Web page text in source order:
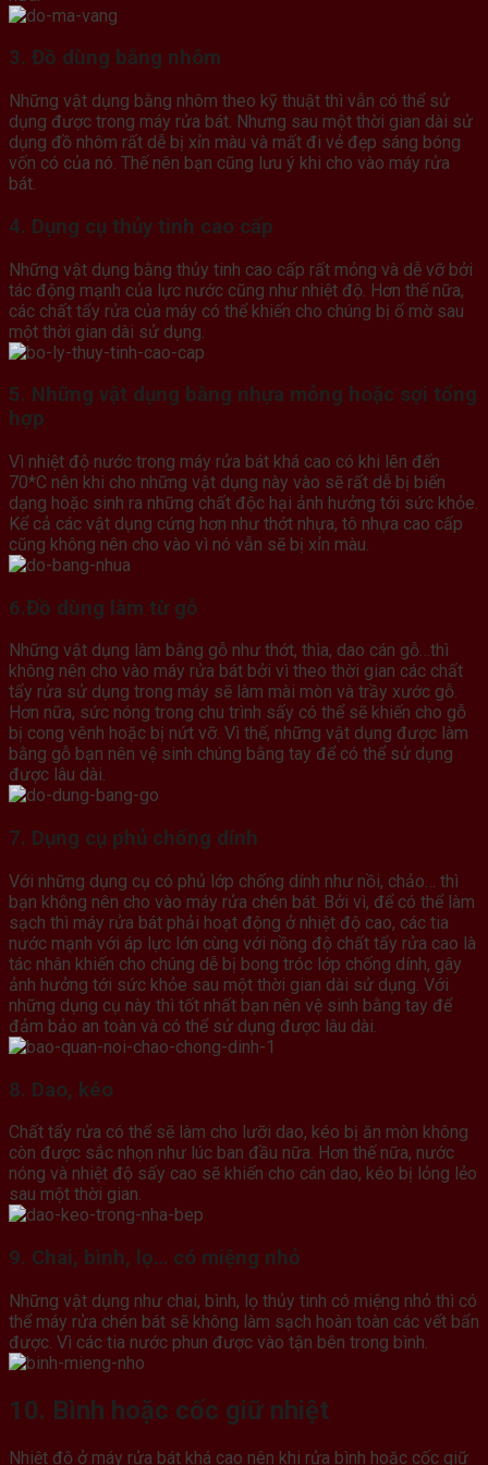
3. Đồ dùng bằng nhôm
Những vật dụng bằng nhôm theo kỹ thuật thì vẫn có thể sử
dụng được trong máy rửa bát. Nhưng sau một thời gian dài sử
dụng đồ nhôm rất dễ bị xỉn màu và mất đi vẻ đẹp sáng bóng
vốn có của nó. Thế nên bạn cũng lưu ý khi cho vào máy rửa
bát.
4. Dụng cụ thủy tinh cao cấp
Những vật dụng bằng thủy tinh cao cấp rất mỏng và dễ vỡ bởi
tác động mạnh của lực nước cũng như nhiệt độ. Hơn thế nữa,
các chất tẩy rửa của máy có thể khiến cho chúng bị ố mờ sau
một thời gian dài sử dụng.
5. Những vật dụng bằng nhựa mỏng hoặc sợi tổng
hợp
Vì nhiệt độ nước trong máy rửa bát khá cao có khi lên đến
70*C nên khi cho những vật dụng này vào sẽ rất dễ bị biến
dạng hoặc sinh ra những chất độc hại ảnh hưởng tới sức khỏe.
Kể cả các vật dụng cứng hơn như thớt nhựa, tô nhựa cao cấp
cũng không nên cho vào vì nó vẫn sẽ bị xỉn màu.
6.Đồ dùng làm từ gỗ
Những vật dụng làm bằng gỗ như thớt, thìa, dao cán gỗ…thì
không nên cho vào máy rửa bát bởi vì theo thời gian các chất
tẩy rửa sử dụng trong máy sẽ làm mài mòn và trầy xước gỗ.
Hơn nữa, sức nóng trong chu trình sấy có thể sẽ khiến cho gỗ
bị cong vênh hoặc bị nứt vỡ. Vì thế, những vật dụng được làm
bằng gỗ bạn nên vệ sinh chúng bằng tay để có thể sử dụng
được lâu dài.
7. Dụng cụ phủ chống dính
Với những dụng cụ có phủ lớp chống dính như nồi, chảo… thì
bạn không nên cho vào máy rửa chén bát. Bởi vì, để có thể làm
sạch thì máy rửa bát phải hoạt động ở nhiệt độ cao, các tia
nước mạnh với áp lực lớn cùng với nồng độ chất tẩy rửa cao là
tác nhân khiến cho chúng dễ bị bong tróc lớp chống dính, gây
ảnh hưởng tới sức khỏe sau một thời gian dài sử dụng. Với
những dụng cụ này thì tốt nhất bạn nên vệ sinh bằng tay để
đảm bảo an toàn và có thể sử dụng được lâu dài.
8. Dao, kéo
Chất tẩy rửa có thể sẽ làm cho lưỡi dao, kéo bị ăn mòn không
còn được sắc nhọn như lúc ban đầu nữa. Hơn thế nữa, nước
nóng và nhiệt độ sấy cao sẽ khiến cho cán dao, kéo bị lỏng lẻo
sau một thời gian.
9. Chai, bình, lọ… có miệng nhỏ
Những vật dụng như chai, bình, lọ thủy tinh có miệng nhỏ thì có
thể máy rửa chén bát sẽ không làm sạch hoàn toàn các vết bẩn
được. Vì các tia nước phun được vào tận bên trong bình.
10. Bình hoặc cốc giữ nhiệt
Nhiệt độ ở máy rửa bát khá cao nên khi rửa bình hoặc cốc giữ